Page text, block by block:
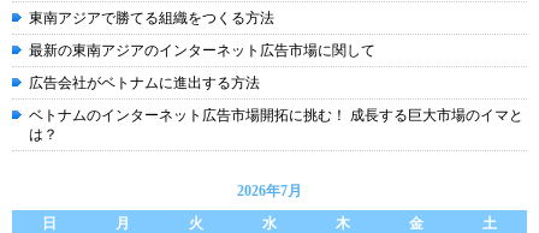
東南アジアで勝てる組織をつくる方法
最新の東南アジアのインターネット広告市場に関して
広告会社がベトナムに進出する方法
ベトナムのインターネット広告市場開拓に挑む！ 成長する巨大市場のイマと
は？
2026年7月
日
月 火 水 木 金
土